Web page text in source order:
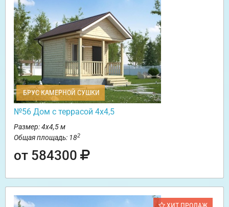
БРУС КАМЕРНОЙ СУШКИ
№56 Дом с террасой 4х4,5
Размер: 4х4,5 м
Общая площадь: 182
от 584300